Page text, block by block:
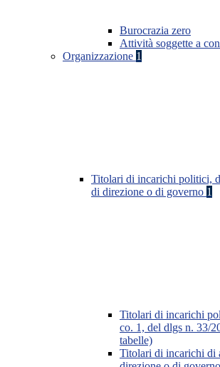
Burocrazia zero
Attività soggette a
Organizzazione 1
Titolari di incarichi politici,
di direzione o di governo 1
Titolari di incarichi
co. 1, del dlgs n. 33/
tabelle)
Titolari di incarichi di